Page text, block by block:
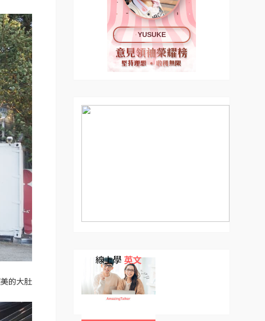
的大肚
YUSUKE
線上學 英文